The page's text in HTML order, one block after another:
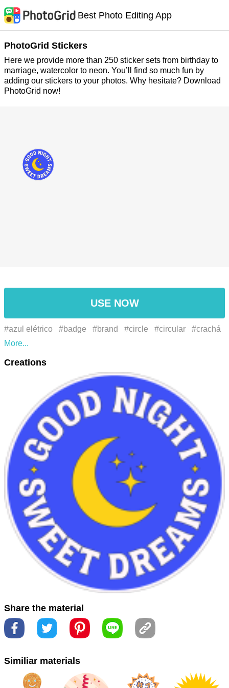
Best Photo Editing App
PhotoGrid Stickers
Here we provide more than 250 sticker sets from birthday to
marriage, watercolor to neon. You’ll find so much fun by
adding our stickers to your photos. Why hesitate? Download
PhotoGrid now!
USE NOW
#azul elétrico #badge #brand #circle #circular #crachá
#graphics
#símbolo #symbol #الأزرق الكهربائية #الرسومات
#حادثة #خط #دائرة #رمز #شارة #شعار #علامة تجارية
エレクトリックブルー #シンボル #バッ
ジ #ブランド #ロゴ #事件 #作ります #出来事 #
品牌 #商标 #商標 #图像 #圓 #字体 #字型
#徽 #徽章 #符號 #象徴 #marca
comercial #trademark
Creations
Share the material
Similiar materials